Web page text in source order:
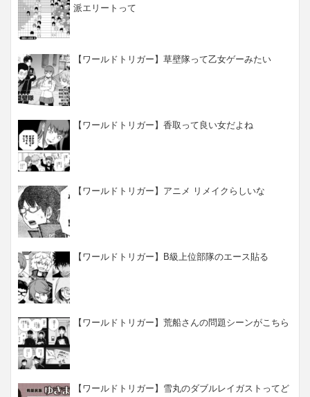
派エリートって
【ワールドトリガー】草壁隊って乙女ゲーみたい
【ワールドトリガー】香取って良い女だよね
【ワールドトリガー】アニメ リメイクらしいな
【ワールドトリガー】B級上位部隊のエース貼る
【ワールドトリガー】荒船さんの問題シーンがこちら
【ワールドトリガー】雪丸のダブルレイガストってど